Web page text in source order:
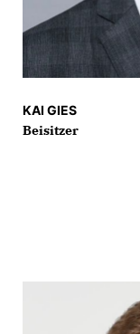
KAI GIES
Beisitzer